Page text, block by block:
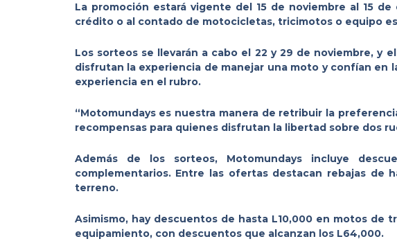
La promoción estará vigente del 15 de noviembre al 15
crédito o al contado de motocicletas, tricimotos o equipo
Los sorteos se llevarán a cabo el 22 y 29 de noviembre, y
disfrutan la experiencia de manejar una moto y confían en
experiencia en el rubro.
“Motomundays es nuestra manera de retribuir la
recompensas para quienes disfrutan la libertad sobre dos
Además de los sorteos, Motomundays incluye
complementarios. Entre las ofertas destacan rebajas de
terreno.
Asimismo, hay descuentos de hasta L10,000 en motos
equipamiento, con descuentos que alcanzan los L64,000.